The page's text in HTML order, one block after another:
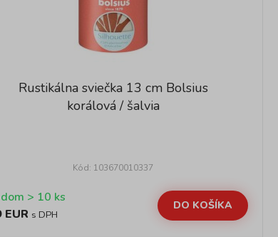
Rustikálna sviečka 13 cm Bolsius
korálová / šalvia
Kód: 103670010337
Skladom > 10 ks
EUR s DPH
DO KOŠÍKA